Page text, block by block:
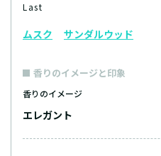
Last
ムスク サンダルウッド
香りのイメージと印象
香りのイメージ
エレガント